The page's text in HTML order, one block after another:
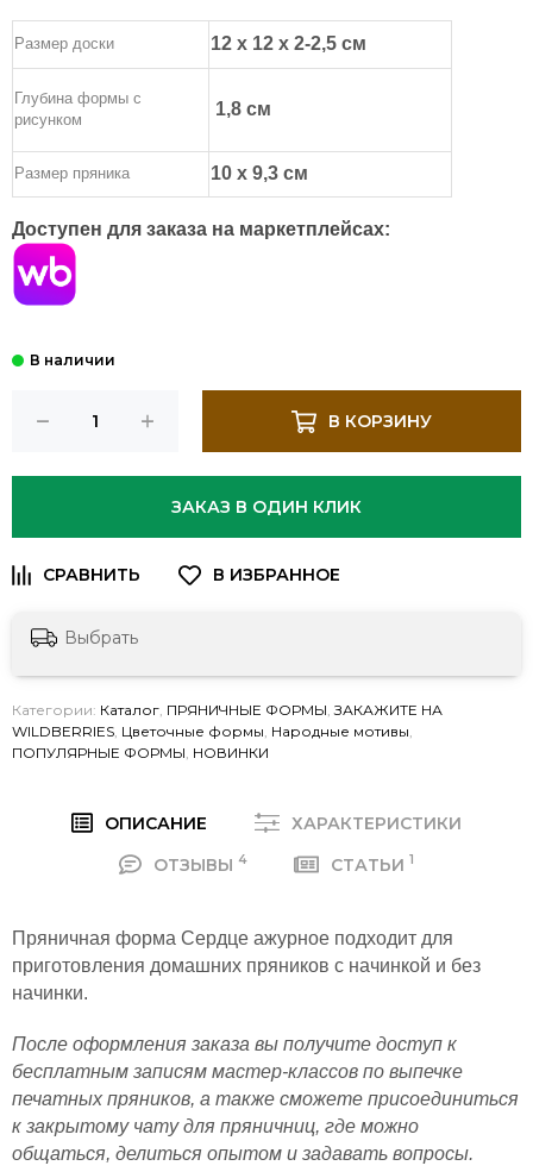
Размер доски 12 х 12 х 2-2,5 см
Глубина формы с
рисунком
1,8 см
Размер пряника 10 х 9,3 см
Доступен для заказа на маркетплейсах:
В КОРЗИНУ
ЗАКАЗ В ОДИН КЛИК
Выбрать
Категории: Каталог ПРЯНИЧНЫЕ ФОРМЫ ,ЗАКАЖИТЕ НА
WILDBERRIES Цветочные формы Народные мотивы
ПОПУЛЯРНЫЕ ФОРМЫ НОВИНКИ
ОПИСАНИЕ
ХАРАКТЕРИСТИКИ
ОТЗЫВЫ 4 СТАТЬИ 1
Пряничная форма Сердце ажурное подходит для
приготовления домашних пряников с начинкой и без
начинки.
После оформления заказа вы получите доступ к
бесплатным записям мастер-классов по выпечке
печатных пряников, а также сможете присоединиться
к закрытому чату для пряничниц, где можно
общаться, делиться опытом и задавать вопросы.